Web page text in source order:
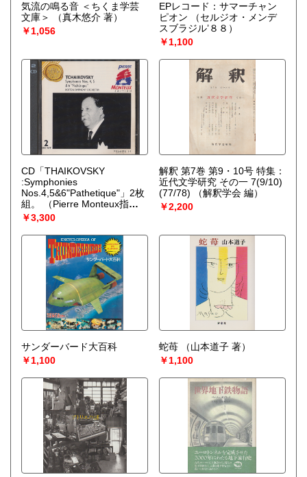
気流の鳴る音 ＜ちくま学芸
文庫＞
（真木悠介 著）
￥1,056
EPレコード：サマーチャン
ピオン
（セルジオ・メンデ
スブラジル’８８）
￥1,100
CD「THAIKOVSKY
:Symphonies
Nos.4,5&6"Pathetique"」2枚
組。
（Pierre Monteux指
揮/Boston Symphony
Orchestra）
￥3,300
解釈 第7巻 第9・10号 特集：
近代文学研究 その一 7(9/10)
(77/78)
（解釈学会 編）
￥2,200
サンダーバード大百科
￥1,100
蛇苺
（山本道子 著）
￥1,100